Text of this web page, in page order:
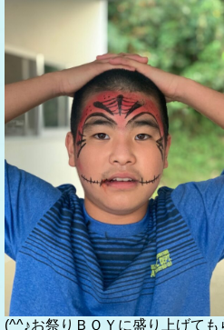
(^^♪お祭りＢＯＹに盛り上げても